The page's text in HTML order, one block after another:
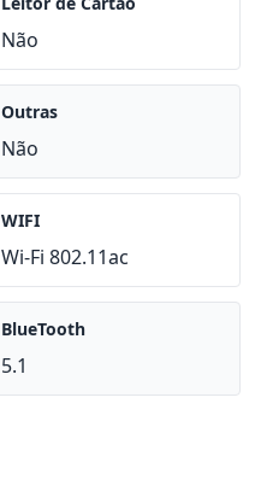
Não
Outras
Não
WIFI
Wi-Fi 802.11ac
BlueTooth
5.1